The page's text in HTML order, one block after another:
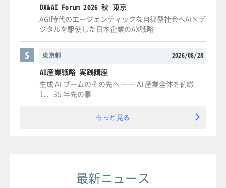
DX&AI Forum 2026 秋 東京
AGI時代のエージェンティックな自律型社会へAI×デ
ジタルを駆使した日本企業のAX戦略
東京都 2026/08/28
5
AI産業戦略 実践講座
生成 AI ブームのその先へ ── AI 産業全体を俯瞰
し、35 年先の事
もっと見る
最新ニュース